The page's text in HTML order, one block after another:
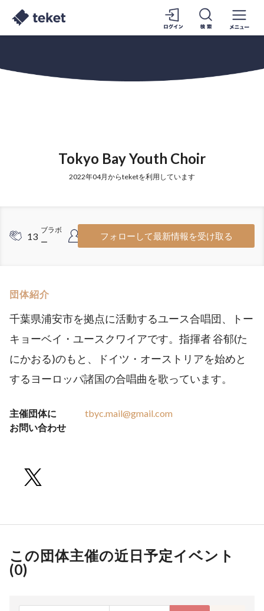
Tokyo Bay Youth Choir
2022年04月からteketを利用しています
13
ブラボ
ー
ー
フォローして最新情報を受け取る
団体紹介
千葉県浦安市を拠点に活動するユース合唱団、トー
キョーベイ・ユースクワイアです。指揮者 谷郁(た
にかおる)のもと、ドイツ・オーストリアを始めと
するヨーロッパ諸国の合唱曲を歌っています。
主催団体に
お問い合わせ
tbyc.mail@gmail.com
この団体主催の近日予定イベント
(0)